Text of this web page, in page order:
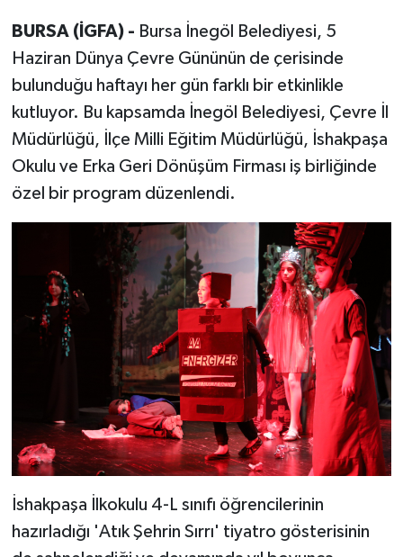
BURSA (İGFA) - Bursa İnegöl Belediyesi, 5
Haziran Dünya Çevre Gününün de çerisinde
bulunduğu haftayı her gün farklı bir etkinlikle
kutluyor. Bu kapsamda İnegöl Belediyesi, Çevre İl
Müdürlüğü, İlçe Milli Eğitim Müdürlüğü, İshakpaşa
Okulu ve Erka Geri Dönüşüm Firması iş birliğinde
özel bir program düzenlendi.
İshakpaşa İlkokulu 4-L sınıfı öğrencilerinin
hazırladığı 'Atık Şehrin Sırrı' tiyatro gösterisinin